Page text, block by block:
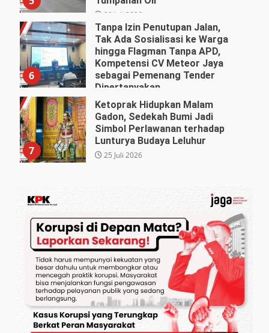
29 Juli 2026
6
Tanpa Izin Penutupan Jalan,
Tak Ada Sosialisasi ke Warga
hingga Flagman Tanpa APD,
Kompetensi CV Meteor Jaya
sebagai Pemenang Tender
Dipertanyakan
27 Juli 2026
7
Ketoprak Hidupkan Malam
Gadon, Sedekah Bumi Jadi
Simbol Perlawanan terhadap
Lunturya Budaya Leluhur
25 Juli 2026